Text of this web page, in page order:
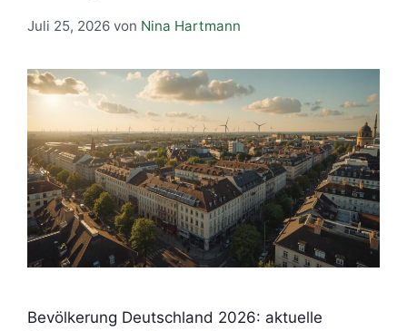
Juli 25, 2026 von Nina Hartmann
Bevölkerung Deutschland 2026: aktuelle